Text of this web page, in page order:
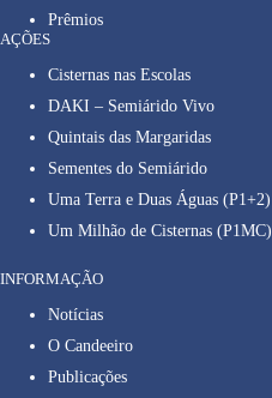
Prêmios
AÇÕES
Cisternas nas Escolas
DAKI – Semiárido Vivo
Quintais das Margaridas
Sementes do Semiárido
Uma Terra e Duas Águas (P1+2)
Um Milhão de Cisternas (P1MC)
INFORMAÇÃO
Notícias
O Candeeiro
Publicações